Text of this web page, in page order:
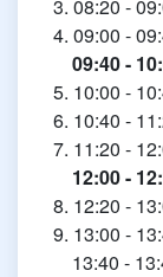
3. 08:20 -
4. 09:00 -
09:40 -
5. 10:00 -
6. 10:40 -
7. 11:20 -
12:00 -
8. 12:20 -
9. 13:00 -
13:40 -